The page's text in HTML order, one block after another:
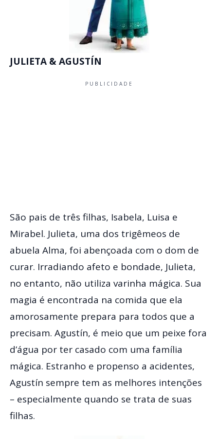
JULIETA & AGUSTÍN
PUBLICIDADE
São pais de três filhas, Isabela, Luisa e
Mirabel. Julieta, uma dos trigêmeos de
abuela Alma, foi abençoada com o dom de
curar. Irradiando afeto e bondade, Julieta,
no entanto, não utiliza varinha mágica. Sua
magia é encontrada na comida que ela
amorosamente prepara para todos que a
precisam. Agustín, é meio que um peixe fora
d’água por ter casado com uma família
mágica. Estranho e propenso a acidentes,
Agustín sempre tem as melhores intenções
– especialmente quando se trata de suas
filhas.